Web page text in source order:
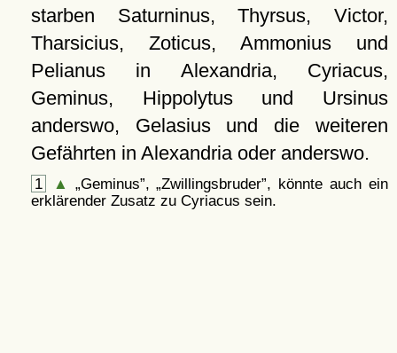
starben Saturninus, Thyrsus, Victor,
Tharsicius, Zoticus, Ammonius und
Pelianus in Alexandria, Cyriacus,
Geminus, Hippolytus und Ursinus
anderswo, Gelasius und die weiteren
Gefährten in Alexandria oder anderswo.
1 ▲ Geminus , Zwillingsbruder , könnte auch ein
erklärender Zusatz zu Cyriacus sein.